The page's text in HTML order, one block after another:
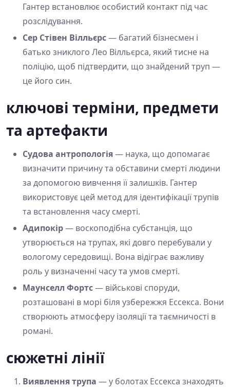
Гантер встановлює особистий контакт під час
розслідування.
Сер Стівен Вілльєрс— багатий бізнесмен і
батько зниклого Лео Вілльєрса, який тисне на
поліцію, щоб підтвердити, що знайдений труп —
це його син.
ключові терміни, предмети
та артефакти
Судова антропологія— наука, що допомагає
визначити причину та обставини смерті людини
за допомогою вивчення її залишків. Гантер
використовує цей метод для ідентифікації трупів
та встановлення часу смерті.
Адипокір— воскоподібна субстанція, що
утворюється на трупах, які довго перебували у
вологому середовищі. Вона відіграє важливу
роль у визначенні часу та умов смерті.
Маунселл Фортс— військові споруди,
розташовані в морі біля узбережжя Ессекса. Вони
створюють атмосферу ізоляції та таємничості в
романі.
сюжетні лінії
Виявлення трупа — у болотах Ессекса знаходять